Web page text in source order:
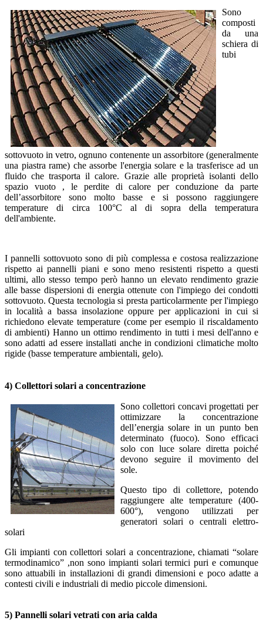
Sono
composti
da una
schiera di
tubi
sottovuoto in vetro, ognuno contenente un assorbitore (generalmente
una piastra rame) che assorbe l'energia solare e la trasferisce ad un
fluido che trasporta il calore. Grazie alle proprietà isolanti dello
spazio vuoto , le perdite di calore per conduzione da parte
dell’assorbitore sono molto basse e si possono raggiungere
temperature di circa 100°C al di sopra della temperatura
dell'ambiente.
I pannelli sottovuoto sono di più complessa e costosa realizzazione
rispetto ai pannelli piani e sono meno resistenti rispetto a questi
ultimi, allo stesso tempo però hanno un elevato rendimento grazie
alle basse dispersioni di energia ottenute con l'impiego dei condotti
sottovuoto. Questa tecnologia si presta particolarmente per l'impiego
in località a bassa insolazione oppure per applicazioni in cui si
richiedono elevate temperature (come per esempio il riscaldamento
di ambienti) Hanno un ottimo rendimento in tutti i mesi dell'anno e
sono adatti ad essere installati anche in condizioni climatiche molto
rigide (basse temperature ambientali, gelo).
4) Collettori solari a concentrazione
Sono collettori concavi progettati per
ottimizzare la concentrazione
dell’energia solare in un punto ben
determinato (fuoco). Sono efficaci
solo con luce solare diretta poiché
devono seguire il movimento del
sole.
Questo tipo di collettore, potendo
raggiungere alte temperature (400-
600°), vengono utilizzati per
generatori solari o centrali elettro-
solari
Gli impianti con collettori solari a concentrazione, chiamati “solare
termodinamico” ,non sono impianti solari termici puri e comunque
sono attuabili in installazioni di grandi dimensioni e poco adatte a
contesti civili e industriali di medio piccole dimensioni.
5) Pannelli solari vetrati con aria calda